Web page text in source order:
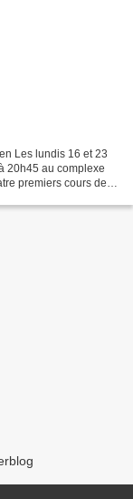
Les lundis 16 et 23
20h45 au complexe
premiers cours de